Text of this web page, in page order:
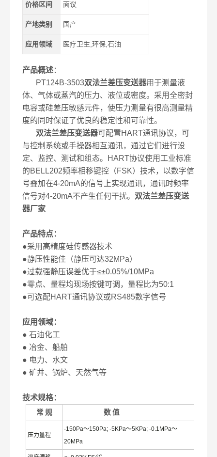
价格区间 面议
产地类别 国产
应用领域 医疗卫生,环保,石油
产品概述：
PT124B-3503双法兰差压变送器用于测量液
体、气体或蒸汽的压力、液位或密度。采用全密封
电容或硅差压敏感元件，使压力测量有很高测量精
度的同时保证了优良的稳定性和可靠性。
双法兰差压变送器可配置HART通讯协议，可
与控制系统或手操器相互通讯，通过它们进行设
定、监控、测试和组态。HART协议使用工业标准
的BELL202频率相移键控（FSK）技术，以数字信
号叠加在4-20mA的信号上实现通讯，通讯时频率
信号对4-20mA不产生任何干扰。 双法兰差压变送
器厂家
产品特点：
●采用高精度硅传感器技术
●静压性能佳（静压可达32MPa）
●过载强静压误差优于≤±0.05%/10MPa
●零点、量程均现场按键可调，量程比为50:1
●可选配HART通讯协议或RS485数字信号
应用领域：
● 石油化工
● 冶金、船舶
● 电力、水文
● 矿井、锅炉、天然气等
技术规格：
常 规 数值
压力量程
-150Pa～150Pa; -5KPa～5KPa; -0.1MPa～
20MPa